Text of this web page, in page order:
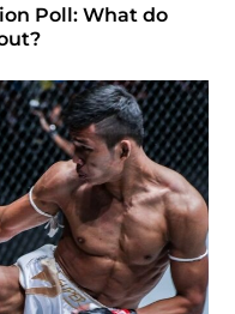
Poll: What do